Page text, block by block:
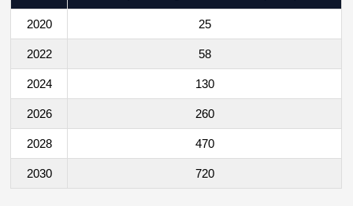
2020 25
2022 58
2024 130
2026 260
2028 470
2030 720